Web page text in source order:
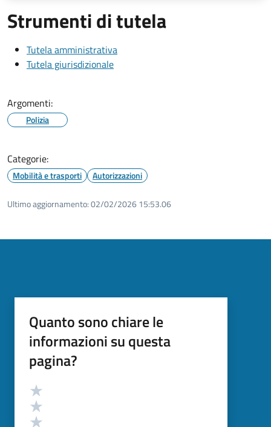
Strumenti di tutela
Tutela amministrativa
Tutela giurisdizionale
Argomenti:
Polizia
Categorie:
Mobilità e trasporti Autorizzazioni
Ultimo aggiornamento:02/02/2026 15:53.06
Quanto sono chiare le
informazioni su questa
pagina?
Valutazione